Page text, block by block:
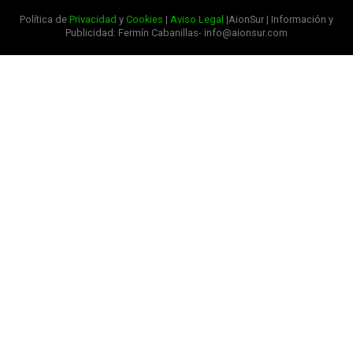
Política de Privacidad y Cookies | Aviso Legal |AionSur | Información y
Publicidad: Fermín Cabanillas- info@aionsur.com